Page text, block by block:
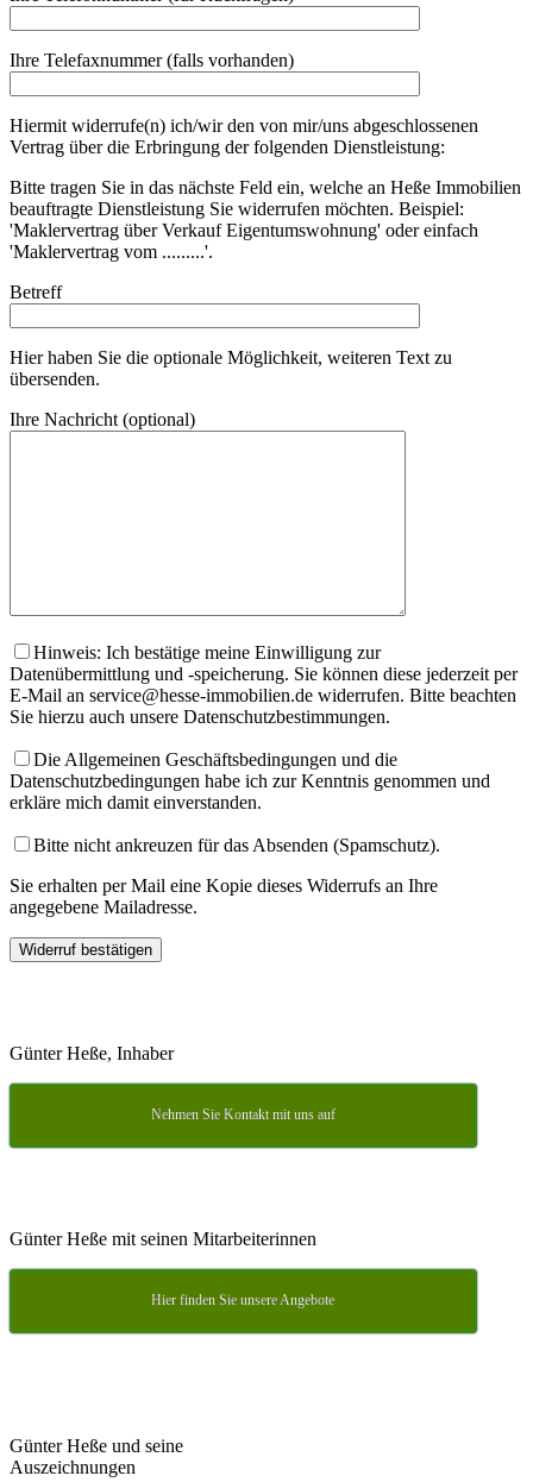
Ihre Telefaxnummer (falls vorhanden)
Hiermit widerrufe(n) ich/wir den von mir/uns abgeschlossenen
Vertrag über die Erbringung der folgenden Dienstleistung:
Bitte tragen Sie in das nächste Feld ein, welche an Heße Immobilien
beauftragte Dienstleistung Sie widerrufen möchten. Beispiel:
'Maklervertrag über Verkauf Eigentumswohnung' oder einfach
'Maklervertrag vom .........'.
Betreff
Hier haben Sie die optionale Möglichkeit, weiteren Text zu
übersenden.
Ihre Nachricht (optional)
Hinweis: Ich bestätige meine Einwilligung zur
Datenübermittlung und -speicherung. Sie können diese jederzeit per
E-Mail an service@hesse-immobilien.de widerrufen. Bitte beachten
Sie hierzu auch unsere Datenschutzbestimmungen.
Die Allgemeinen Geschäftsbedingungen und die
Datenschutzbedingungen habe ich zur Kenntnis genommen und
erkläre mich damit einverstanden.
Bitte nicht ankreuzen für das Absenden (Spamschutz).
Sie erhalten per Mail eine Kopie dieses Widerrufs an Ihre
angegebene Mailadresse.
Günter Heße, Inhaber
Nehmen Sie Kontakt mit uns auf
Günter Heße mit seinen Mitarbeiterinnen
Hier finden Sie unsere Angebote
Günter Heße und seine
Auszeichnungen